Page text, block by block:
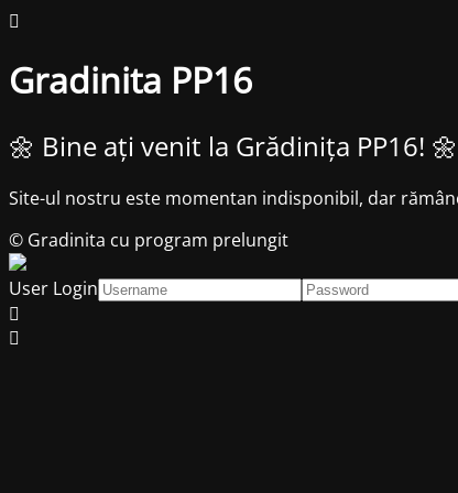
Gradinita PP16
🌼 Bine ați venit la Grădinița PP16! 🌼
Site-ul nostru este momentan indisponibil, dar
© Gradinita cu program prelungit
User Login